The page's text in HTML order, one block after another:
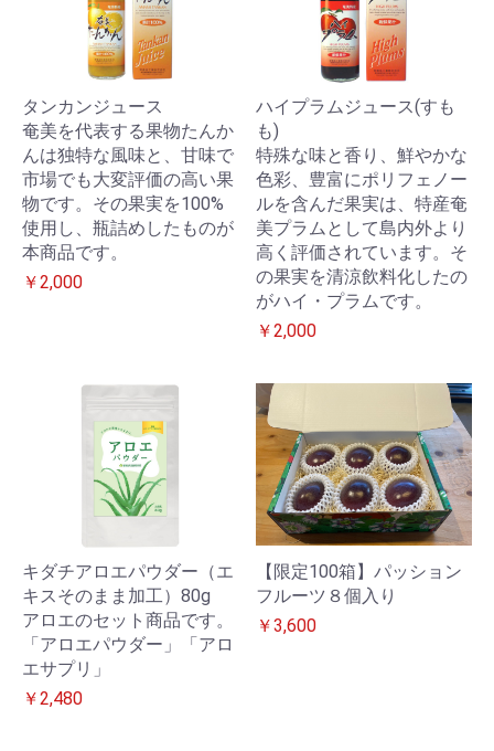
タンカンジュース
奄美を代表する果物たんか
んは独特な風味と、甘味で
市場でも大変評価の高い果
物です。その果実を100%
使用し、瓶詰めしたものが
本商品です。
￥2,000
ハイプラムジュース(すも
も)
特殊な味と香り、鮮やかな
色彩、豊富にポリフェノー
ルを含んだ果実は、特産奄
美プラムとして島内外より
高く評価されています。そ
の果実を清涼飲料化したの
がハイ・プラムです。
￥2,000
キダチアロエパウダー（エ
キスそのまま加工）80g
アロエのセット商品です。
「アロエパウダー」「アロ
エサプリ」
￥2,480
【限定100箱】パッション
フルーツ８個入り
￥3,600